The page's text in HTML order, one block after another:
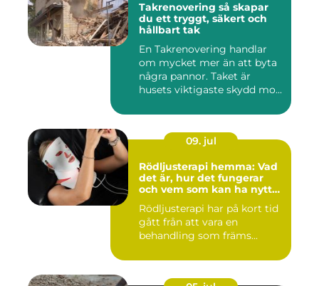
Takrenovering så skapar
du ett tryggt, säkert och
hållbart tak
En Takrenovering handlar
om mycket mer än att byta
några pannor. Taket är
husets viktigaste skydd mo...
09. jul
Rödljusterapi hemma: Vad
det är, hur det fungerar
och vem som kan ha nytta
Rödljusterapi har på kort tid
gått från att vara en
behandling som främs...